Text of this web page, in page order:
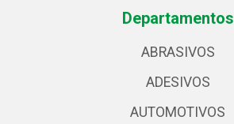
Departamentos
ABRASIVOS
ADESIVOS
AUTOMOTIVOS